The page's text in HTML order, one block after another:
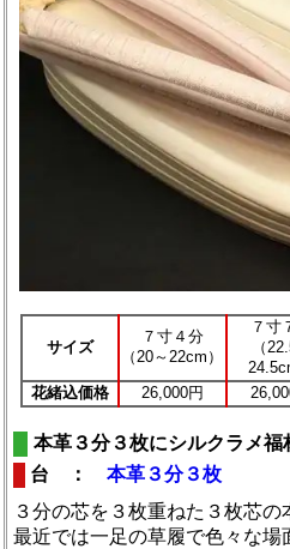
サイズ
７寸４分
（20～22cm）
７寸
（
花緒込価格
26,000円
本革３分３枚にシルクラメ福
台 ：本革３分３枚
３分の芯を３枚重ねた３枚芯の
最近では一足の草履で色々な場